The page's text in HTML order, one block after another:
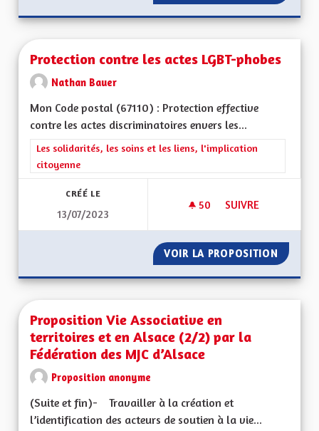
Protection contre les actes LGBT-phobes
Nathan Bauer
Mon Code postal (67110) : Protection effective
contre les actes discriminatoires envers les...
Filtrer les résultats de la catégorie : Les solidarités, les soins
Les solidarités, les soins et les liens, l'implication
citoyenne
CRÉÉ LE
13/07/2023
50 50 ABONNÉS
SUIVRE
VOIR LA PROPOSITION
Proposition Vie Associative en
territoires et en Alsace (2/2) par la
Fédération des MJC d’Alsace
Proposition anonyme
(Suite et fin)- Travailler à la création et
l’identification des acteurs de soutien à la vie...